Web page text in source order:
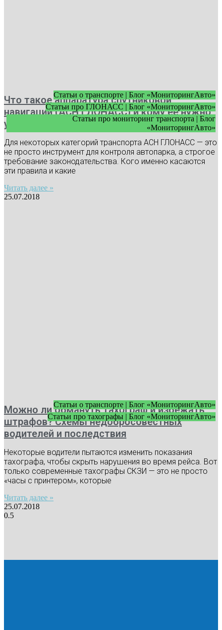
Статьи о транспорте | Блог «МониторингАвто»
Статьи про ГЛОНАСС | Блог «МониторингАвто»
Статьи про мониторинг транспорта | Блог
«МониторингАвто»
Что такое аппаратура спутниковой
навигации (АСН ГЛОНАСС) и кому ее нужно
устанавливать
Для некоторых категорий транспорта АСН ГЛОНАСС — это
не просто инструмент для контроля автопарка, а строгое
требование законодательства. Кого именно касаются
эти правила и какие
Читать далее »
25.07.2018
Статьи о транспорте | Блог «МониторингАвто»
Статьи про тахографы | Блог «МониторингАвто»
Можно ли обмануть тахограф и избежать
штрафов? Схемы недобросовестных
водителей и последствия
Некоторые водители пытаются изменить показания
тахографа, чтобы скрыть нарушения во время рейса. Вот
только современные тахографы СКЗИ — это не просто
«часы с принтером», которые
Читать далее »
25.07.2018